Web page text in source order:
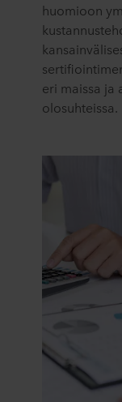
huomioon
eri maissa ja
olosuhteissa.